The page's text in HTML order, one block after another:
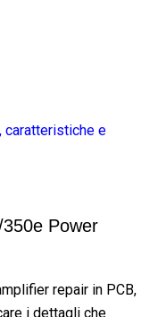
caratteristiche e
Power
repair in PCB,
i dettagli che